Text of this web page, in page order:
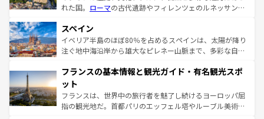
れた国。 ローマの古代遺跡やフィレンツェのルネッサンス
ろん、トスカーナの美しい田園風景やアマルフィ海岸の絶
景など、自然景観も見逃せない。観光の合間には、本場の
ピザやパスタなど、絶品のイタリア料理を堪能することも
ませてくれるイタリアで、忘れられない旅をしてみよう！
なお、新着のイタリア情報は
しい。
スペイン
イベリア半島のほぼ80％を占めるスペインは、太陽が降り
注ぐ地中海沿岸から雄大なピレネー山脈まで、多彩な自然
文化が根付くこの国では、情熱的なフラメンコ、熱気あふ
れる闘牛、そして美味しいタパスが生活の一部となってい
る。首都マドリードの洗練された雰囲気や、バルセロナの
アートに溢れた街角から、地方では古代ローマ遺跡や中世
フランスの基本情報と観光ガイド・有名観光スポ
ット
フランスは、世界中の旅行者を魅了し続けるヨーロッパ屈
指の観光地だ。首都パリのエッフェル塔やルーブル美術館